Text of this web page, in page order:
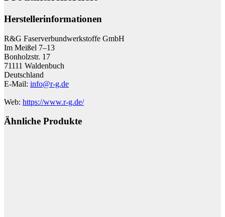
Herstellerinformationen
R&G Faserverbundwerkstoffe GmbH
Im Meißel 7–13
Bonholzstr. 17
71111 Waldenbuch
Deutschland
E-Mail: info@r-g.de
Web: https://www.r-g.de/
Ähnliche Produkte